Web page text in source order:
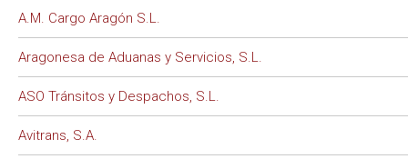
A.M. Cargo Aragón S.L.
Aragonesa de Aduanas y Servicios, S.L.
ASO Tránsitos y Despachos, S.L.
Avitrans, S.A.